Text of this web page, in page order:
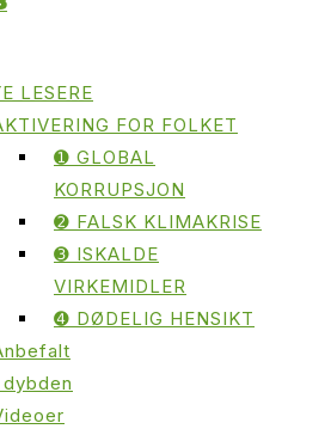
LESERE
FOR FOLKET
➊ GLOBAL
KORRUPSJON
➋ FALSK KLIMAKRISE
➌ ISKALDE
VIRKEMIDLER
➍ DØDELIG HENSIKT
dybden